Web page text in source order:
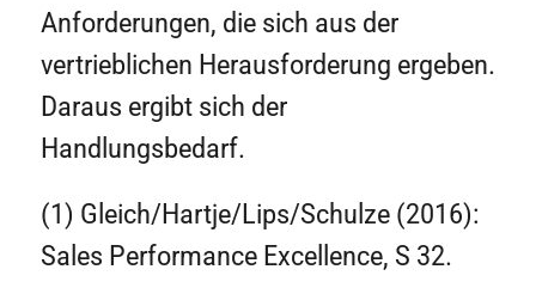
Anforderungen, die sich aus der
vertrieblichen Herausforderung ergeben.
Daraus ergibt sich der
Handlungsbedarf.
(1) Gleich/Hartje/Lips/Schulze (2016):
Sales Performance Excellence, S 32.